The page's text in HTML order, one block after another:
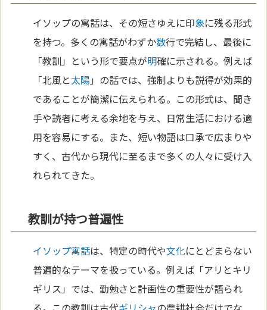
イソップの寓話は、その短さゆえに印象に残る形式
を持つ。多くの寓話がわずか数行で完結し、最後に
「教訓」という形で要点が明確に示される。例えば
「北風と太陽」の話では、強制よりも説得が効果的
であることが簡潔に伝えられる。この形式は、聞き
手や読者に考える余地を与え、日常生活における適
用を容易にする。また、短い物語は口承で広まりや
すく、古代から現代に至るまで多くの人々に受け入
れられてきた。
教訓が持つ普遍性
イソップ寓話は、特定の時代や文化にとどまらない
普遍的なテーマを扱っている。例えば「アリとキリ
ギリス」では、勤勉さと計画性の重要性が語られ